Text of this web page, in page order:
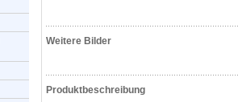
Weitere Bilder
Produktbeschreibung